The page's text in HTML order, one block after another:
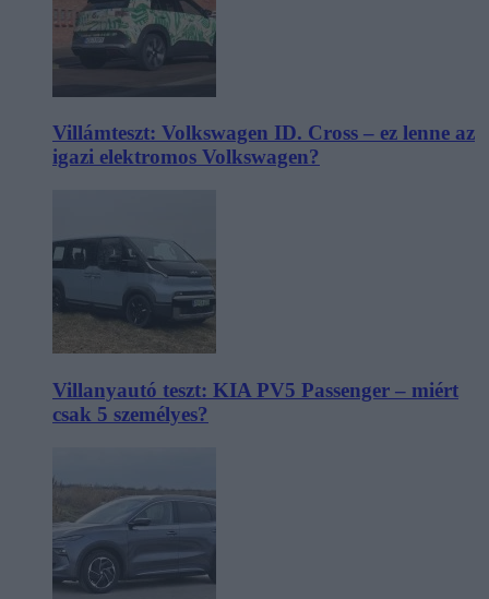
Villámteszt: Volkswagen ID. Cross – ez lenne az
igazi elektromos Volkswagen?
Villanyautó teszt: KIA PV5 Passenger – miért
csak 5 személyes?